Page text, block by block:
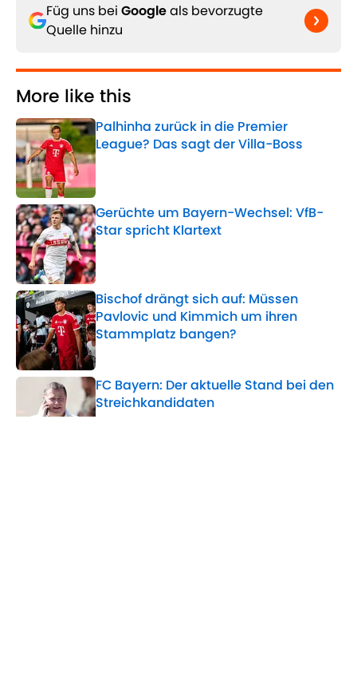
Füg uns bei Googleals bevorzugte
Quelle hinzu
More like this
Palhinha zurück in die Premier
League? Das sagt der Villa-Boss
Published by on Invalid Date
Gerüchte um Bayern-Wechsel: VfB-
Star spricht Klartext
Published by on Invalid Date
Bischof drängt sich auf: Müssen
Pavlovic und Kimmich um ihren
Stammplatz bangen?
Published by on Invalid Date
FC Bayern: Der aktuelle Stand bei den
Streichkandidaten
Published by on Invalid Date